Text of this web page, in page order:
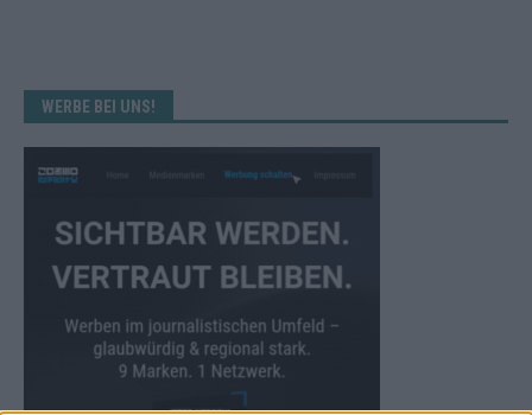
WERBE BEI UNS!